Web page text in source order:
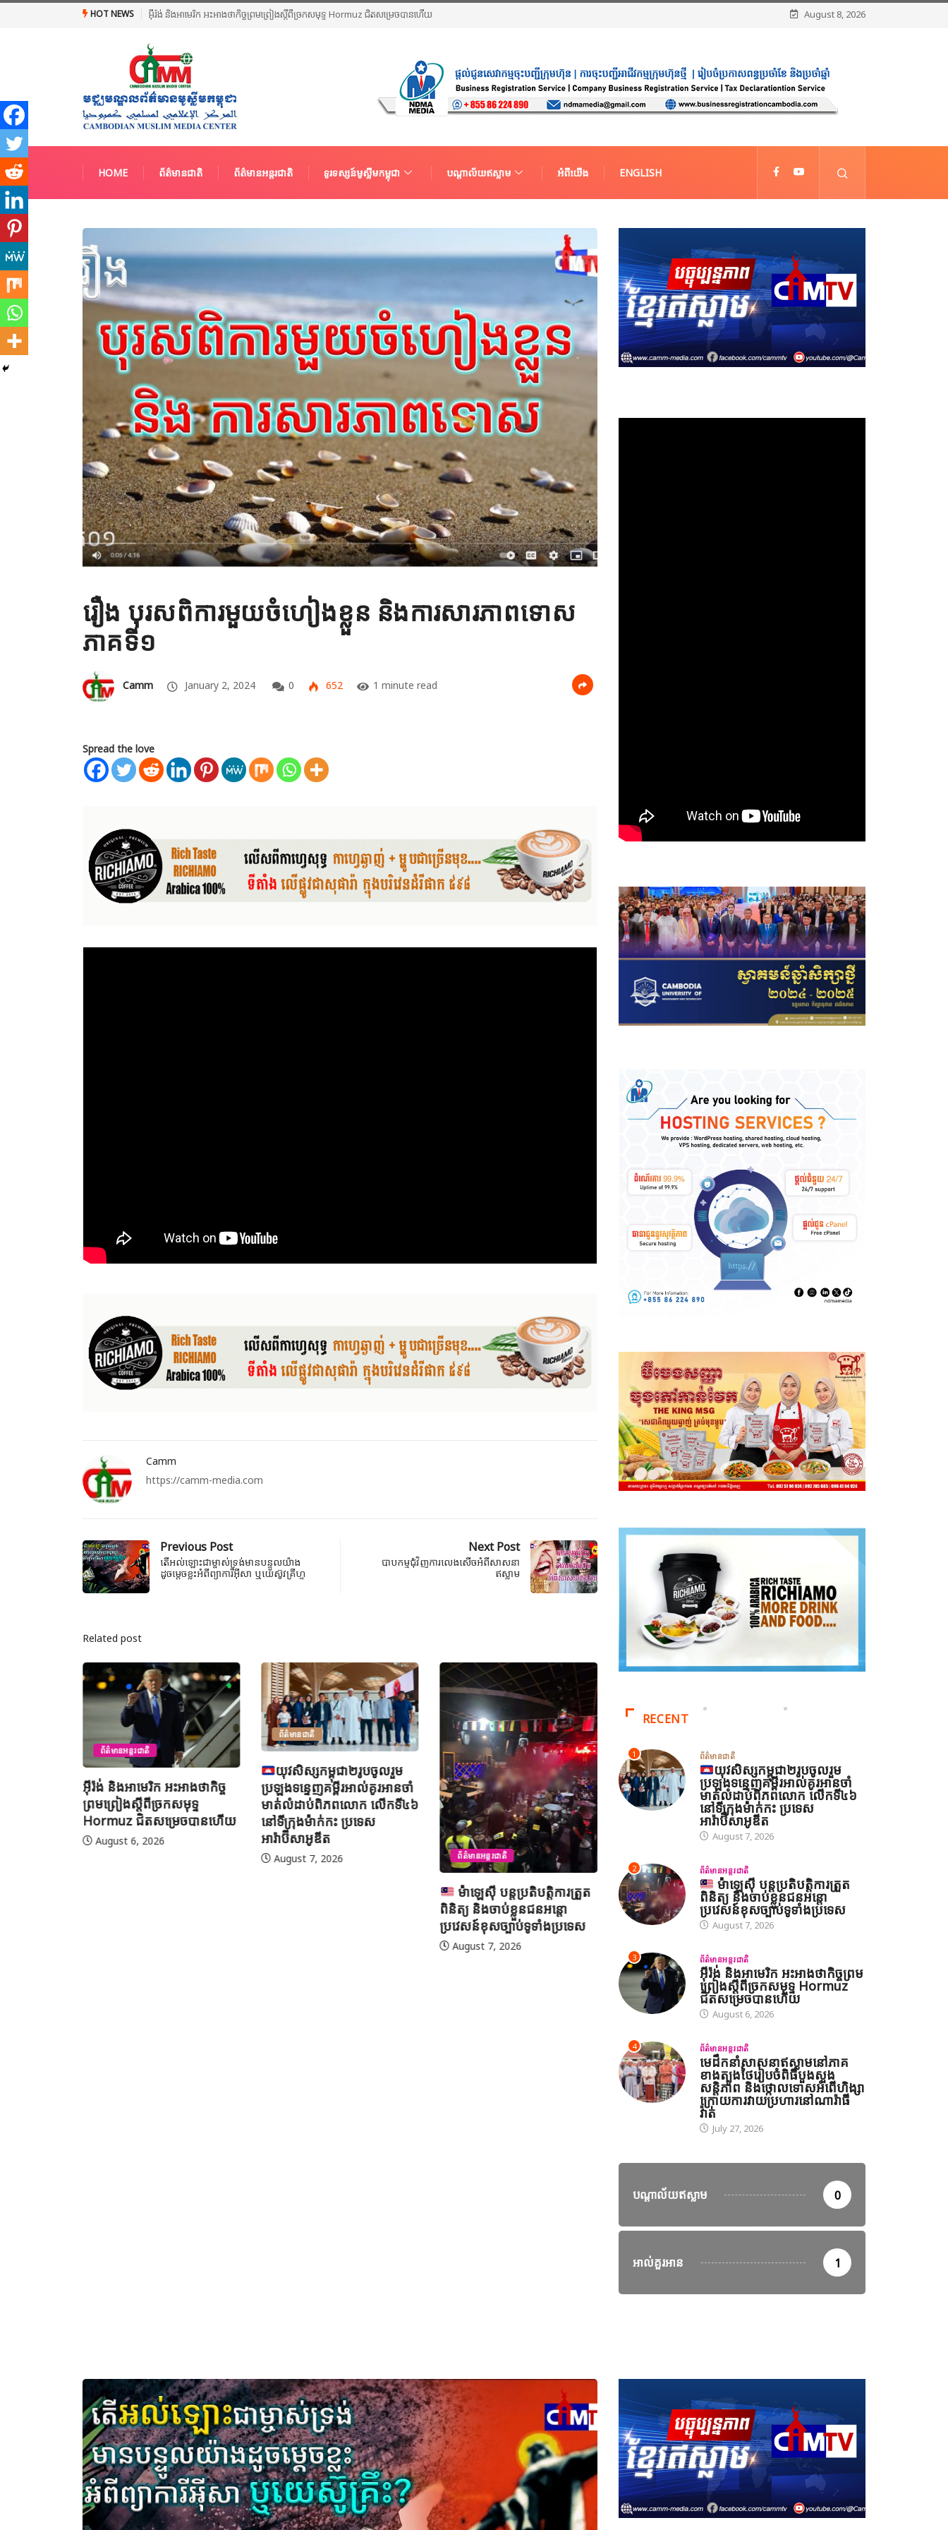
HOT NEWS អ៊ីរ៉ង់ និងអាមេរិក អះអាងថាកិច្ចព្រមព្រៀងស្តីពីច្រកសមុទ្ទ Hormuz ជិតសម្រេចបានហើយ August 8, 2026
HOME ព័ត៌មានជាតិ ព័ត៌មានអន្តរជាតិ ទូរទស្សន៍មូស្លីមកម្ពុជា បណ្តាល័យឥស្លាម អំពីយើង ENGLISH
រឿង បុរសពិការមួយចំហៀងខ្លួន និងការសារភាពទោស
ភាគទី១
Camm January 2, 2024 0 652 1 minute read
Spread the love
Camm
https://camm-media.com
Previous Post
តើអល់ឡោះជាម្ចាស់ទ្រង់មានបន្ទូលយ៉ាង
ដូចម្តេចខ្លះអំពីព្យាការីអ៊ីសា ឬយេស៊ូវគ្រីហ្ទ
Next Post
បាបកម្មជុំវិញការលេងសើចអំពីសាសនា
ឥស្លាម
Related post
ព័ត៌មានអន្តរជាតិ
អ៊ីរ៉ង់ និងអាមេរិក អះអាងថាកិច្ច
ព្រមព្រៀងស្តីពីច្រកសមុទ្ទ
Hormuz ជិតសម្រេចបានហើយ
August 6, 2026
ព័ត៌មានជាតិ
យុវសិស្សកម្ពុជា២រូបចូលរួម
ប្រឡងទន្ទេញគម្ពីរអាល់គូរអានចាំ
មាត់លំដាប់ពិភពលោក លើកទី៤៦
នៅទីក្រុងម៉ាក់កះ ប្រទេស
អារ៉ាប៊ីសាអូឌីត
August 7, 2026 ព័ត៌មានអន្តរជាតិ
ម៉ាឡេស៊ី បន្តប្រតិបត្តិការត្រួត
ពិនិត្យ និងចាប់ខ្លួនជនអន្តោ
ប្រវេសន៍ខុសច្បាប់ទូទាំងប្រទេស
August 7, 2026
ព័ត៌មានអន្តរជាតិ
អ៊ីរ៉ង់ និងអាមេរិក អះអាងថាកិច្ច
ព្រមព្រៀងស្តីពីច្រកសមុទ្ទ
Hormuz ជិតសម្រេចបានហើយ
August 6, 2026
RECENT
1 ព័ត៌មានជាតិ
យុវសិស្សកម្ពុជា២រូបចូលរួម
ប្រឡងទន្ទេញគម្ពីរអាល់គូរអានចាំ
មាត់លំដាប់ពិភពលោក លើកទី៤៦
នៅទីក្រុងម៉ាក់កះ ប្រទេស
អារ៉ាប៊ីសាអូឌីត
August 7, 2026
2 ព័ត៌មានអន្តរជាតិ
ម៉ាឡេស៊ី បន្តប្រតិបត្តិការត្រួត
ពិនិត្យ និងចាប់ខ្លួនជនអន្តោ
ប្រវេសន៍ខុសច្បាប់ទូទាំងប្រទេស
August 7, 2026
3 ព័ត៌មានអន្តរជាតិ
អ៊ីរ៉ង់ និងអាមេរិក អះអាងថាកិច្ចព្រម
ព្រៀងស្តីពីច្រកសមុទ្ទ Hormuz
ជិតសម្រេចបានហើយ
August 6, 2026
4 ព័ត៌មានអន្តរជាតិ
មេដឹកនាំសាសនាឥស្លាមនៅភាគ
ខាងត្បូងថៃរៀបចំពិធីបួងសួង
សន្តិភាព និងថ្កោលទោសអំពើហិង្សា
ក្រោយការវាយប្រហារនៅណារ៉ាធី
វ៉ាត់
July 27, 2026
បណ្តាល័យឥស្លាម 0
អាល់គួរអាន 1